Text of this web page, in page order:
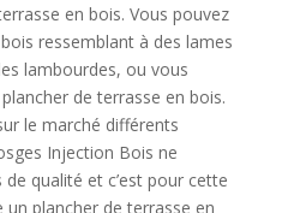
en bois. Vous pouvez
ressemblant à des lames
lambourdes, ou vous
de terrasse en bois.
le marché différents
Injection Bois ne
de qualité et c’est pour cette
un plancher de terrasse en